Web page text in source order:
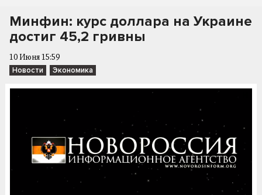
Минфин: курс доллара на Украине
достиг 45,2 гривны
10 Июня 15:59
Новости Экономика